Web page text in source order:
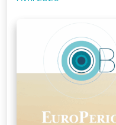
à mon compte